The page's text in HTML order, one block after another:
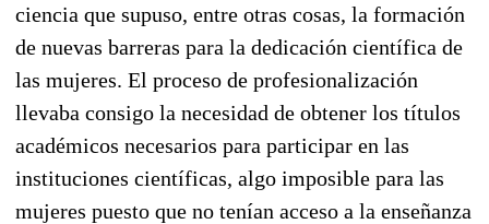
ciencia que supuso, entre otras cosas, la formación
de nuevas barreras para la dedicación científica de
las mujeres. El proceso de profesionalización
llevaba consigo la necesidad de obtener los títulos
académicos necesarios para participar en las
instituciones científicas, algo imposible para las
mujeres puesto que no tenían acceso a la enseñanza